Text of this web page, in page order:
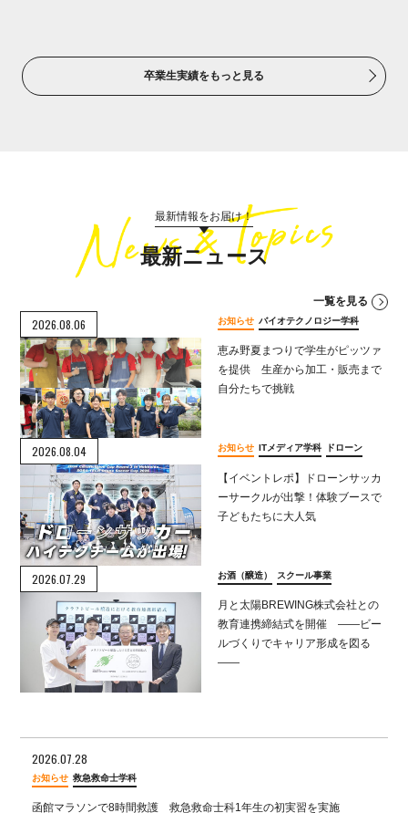
卒業生実績をもっと見る
最新情報をお届け！
最新ニュース
一覧を見る
2026.08.06
恵み野夏まつりで学生がピッツァ
を提供 生産から加工・販売まで
自分たちで挑戦
お知らせ バイオテクノロジー学科
2026.08.04
【イベントレポ】ドローンサッカ
ーサークルが出撃！体験ブースで
子どもたちに大人気
お知らせ ITメディア学科 ドローン
2026.07.29
月と太陽BREWING株式会社との
教育連携締結式を開催 ――ビー
ルづくりでキャリア形成を図る
――
お酒（醸造） スクール事業
2026.07.28
お知らせ 救急救命士学科
函館マラソンで8時間救護 救急救命士科1年生の初実習を実施